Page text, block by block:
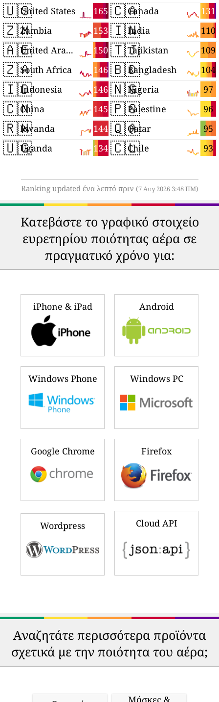
🇺🇸 165
United States
🇿🇲 153
Zambia
🇦🇪 150
United Arab Emirates
🇿🇦 146
South Africa
🇮🇩 146
Indonesia
🇨🇳 145
China
🇷🇼 144
Rwanda
🇺🇬 134
Uganda
🇨🇦 131
Canada
🇮🇳 110
India
🇹🇯 109
Tajikistan
🇧🇩 104
Bangladesh
🇳🇬 97
Nigeria
🇵🇸 96
Palestine
🇶🇦 95
Qatar
🇨🇱 93
Chile
Ranking updated ένα λεπτό πριν (7 Αυγ 2026 3:48 ΠΜ)
Κατεβάστε το γραφικό στοιχείο
ευρετηρίου ποιότητας αέρα σε
πραγματικό χρόνο για:
iPhone & iPad Android
Windows Phone Windows PC
Google Chrome Firefox
Wordpress Cloud API
Αναζητάτε περισσότερα προϊόντα
σχετικά με την ποιότητα του αέρα;
Μάσκες &